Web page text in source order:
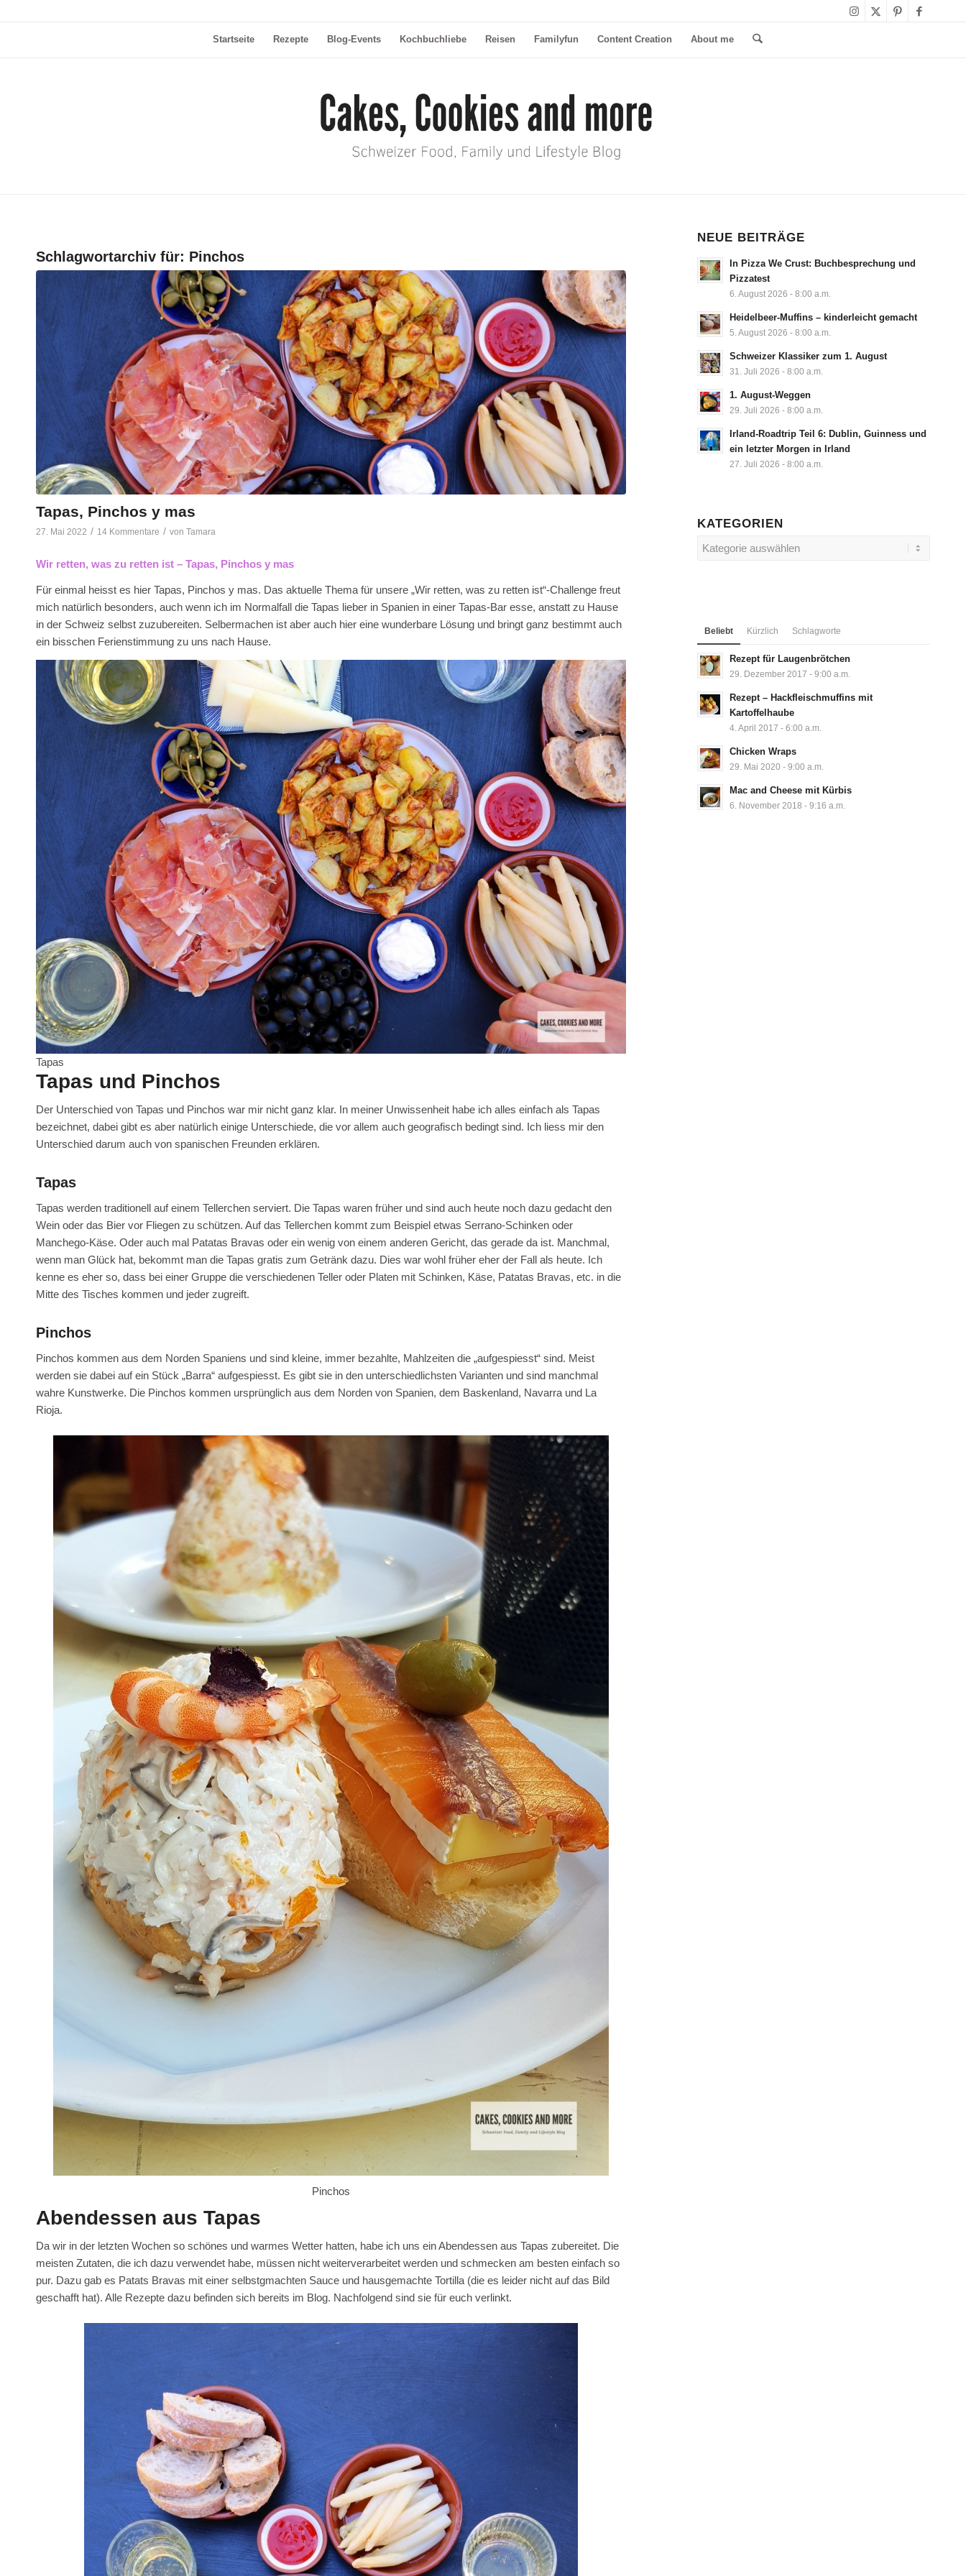
Startseite Rezepte Blog-Events Kochbuchliebe Reisen Familyfun Content Creation About me
Schlagwortarchiv für: Pinchos
Tapas, Pinchos y mas
27. Mai 2022 / 14 Kommentare / von Tamara
Wir retten, was zu retten ist – Tapas, Pinchos y mas
Für einmal heisst es hier Tapas, Pinchos y mas. Das aktuelle Thema für unsere „Wir retten, was zu retten ist“-Challenge freut
mich natürlich besonders, auch wenn ich im Normalfall die Tapas lieber in Spanien in einer Tapas-Bar esse, anstatt zu Hause
in der Schweiz selbst zuzubereiten. Selbermachen ist aber auch hier eine wunderbare Lösung und bringt ganz bestimmt auch
ein bisschen Ferienstimmung zu uns nach Hause.
Tapas
Tapas und Pinchos
Der Unterschied von Tapas und Pinchos war mir nicht ganz klar. In meiner Unwissenheit habe ich alles einfach als Tapas
bezeichnet, dabei gibt es aber natürlich einige Unterschiede, die vor allem auch geografisch bedingt sind. Ich liess mir den
Unterschied darum auch von spanischen Freunden erklären.
Tapas
Tapas werden traditionell auf einem Tellerchen serviert. Die Tapas waren früher und sind auch heute noch dazu gedacht den
Wein oder das Bier vor Fliegen zu schützen. Auf das Tellerchen kommt zum Beispiel etwas Serrano-Schinken oder
Manchego-Käse. Oder auch mal Patatas Bravas oder ein wenig von einem anderen Gericht, das gerade da ist. Manchmal,
wenn man Glück hat, bekommt man die Tapas gratis zum Getränk dazu. Dies war wohl früher eher der Fall als heute. Ich
kenne es eher so, dass bei einer Gruppe die verschiedenen Teller oder Platen mit Schinken, Käse, Patatas Bravas, etc. in die
Mitte des Tisches kommen und jeder zugreift.
Pinchos
Pinchos kommen aus dem Norden Spaniens und sind kleine, immer bezahlte, Mahlzeiten die „aufgespiesst“ sind. Meist
werden sie dabei auf ein Stück „Barra“ aufgespiesst. Es gibt sie in den unterschiedlichsten Varianten und sind manchmal
wahre Kunstwerke. Die Pinchos kommen ursprünglich aus dem Norden von Spanien, dem Baskenland, Navarra und La
Rioja.
Pinchos
Abendessen aus Tapas
Da wir in der letzten Wochen so schönes und warmes Wetter hatten, habe ich uns ein Abendessen aus Tapas zubereitet. Die
meisten Zutaten, die ich dazu verwendet habe, müssen nicht weiterverarbeitet werden und schmecken am besten einfach so
pur. Dazu gab es Patats Bravas mit einer selbstgmachten Sauce und hausgemachte Tortilla (die es leider nicht auf das Bild
geschafft hat). Alle Rezepte dazu befinden sich bereits im Blog. Nachfolgend sind sie für euch verlinkt.
NEUE BEITRÄGE
In Pizza We Crust: Buchbesprechung und
Pizzatest
6. August 2026 - 8:00 a.m.
Heidelbeer-Muffins – kinderleicht gemacht
5. August 2026 - 8:00 a.m.
Schweizer Klassiker zum 1. August
31. Juli 2026 - 8:00 a.m.
1. August-Weggen
29. Juli 2026 - 8:00 a.m.
Irland-Roadtrip Teil 6: Dublin, Guinness und
ein letzter Morgen in Irland
27. Juli 2026 - 8:00 a.m.
KATEGORIEN
Kategorien
Beliebt Kürzlich Schlagworte
Rezept für Laugenbrötchen
29. Dezember 2017 - 9:00 a.m.
Rezept – Hackfleischmuffins mit
Kartoffelhaube
4. April 2017 - 6:00 a.m.
Chicken Wraps
29. Mai 2020 - 9:00 a.m.
Mac and Cheese mit Kürbis
6. November 2018 - 9:16 a.m.